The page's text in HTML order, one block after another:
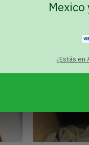
¿Estás en